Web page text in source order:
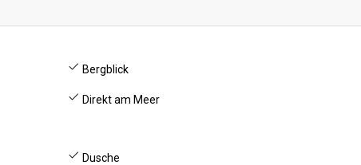
Bergblick
Direkt am Meer
Dusche